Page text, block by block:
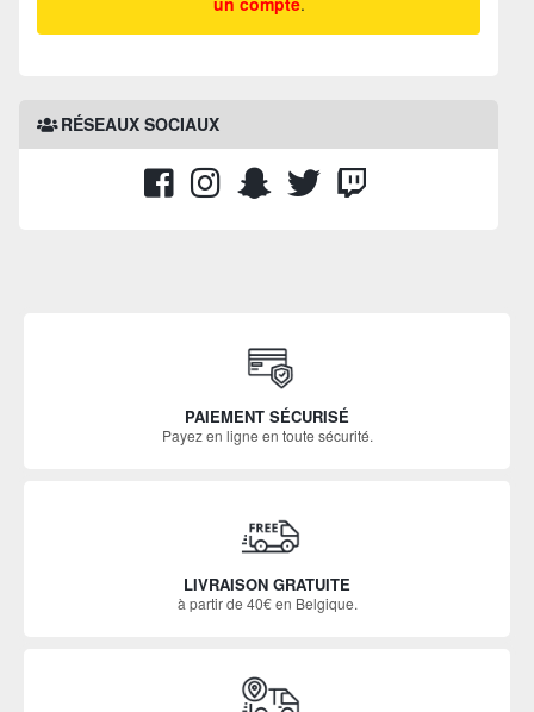
RÉSEAUX SOCIAUX
PAIEMENT SÉCURISÉ
Payez en ligne en toute sécurité.
LIVRAISON GRATUITE
à partir de 40€ en Belgique.